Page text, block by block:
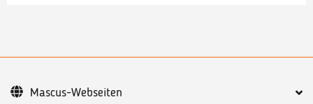
Mascus-Webseiten